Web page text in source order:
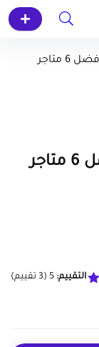
اختاري ملابس العيد من أفضل 6 متاجر
اختاري ملابس العيد من أفضل 6 متاجر
التقييم: 5
(
3 تقييم)